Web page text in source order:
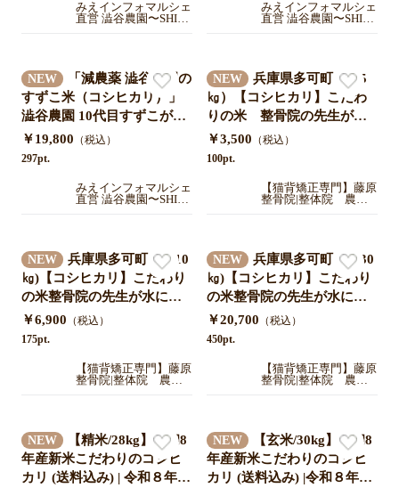
みえインフォマルシェ
直営 澁谷農園〜SHIB
みえインフォマルシェ
直営 澁谷農園〜SHIB
NEW
「減農薬 澁谷農園の
すずこ米（コシヒカリ）」
澁谷農園 10代目すずこが作
った『すずこ米』令和7年度
三重県産 米袋入り 30㎏（5
￥19,800 （税込）
297pt.
みえインフォマルシェ
直営 澁谷農園〜SHIB
NEW
兵庫県多可町産（5
㎏）【コシヒカリ】こだわ
りの米 整骨院の先生が水
にこだわり抜いて作ったお
米！つきたて直送！！令和7
￥3,500 （税込）
100pt.
【猫背矯正専門】藤原
整骨院|整体院 農業
NEW
兵庫県多可町産（10
㎏)【コシヒカリ】こだわり
の米整骨院の先生が水にこ
だわり抜いて作ったお米!
精米つきたて直送。令和7年
￥6,900 （税込）
175pt.
【猫背矯正専門】藤原
整骨院|整体院 農業
NEW
兵庫県多可町産（30
㎏)【コシヒカリ】こだわり
の米整骨院の先生が水にこ
だわり抜いて作ったお米!
10㎏×3袋 精米つきたて直
￥20,700 （税込）
450pt.
【猫背矯正専門】藤原
整骨院|整体院 農業
NEW
【精米/28kg】令和8
年産新米こだわりのコシヒ
カリ (送料込み) | 令和８年新
NEW
【玄米/30kg】令和8
年産新米こだわりのコシヒ
カリ (送料込み) |令和８年新